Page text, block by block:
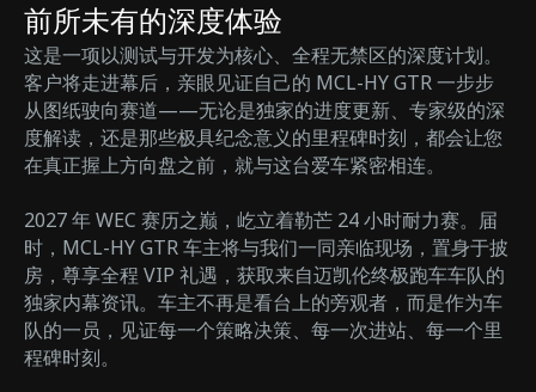
前所未有的深度体验
这是一项以测试与开发为核心、全程无禁区的深度计划。
客户将走进幕后，亲眼见证自己的 MCL-HY GTR 一步步
从图纸驶向赛道——无论是独家的进度更新、专家级的深
度解读，还是那些极具纪念意义的里程碑时刻，都会让您
在真正握上方向盘之前，就与这台爱车紧密相连。
2027 年 WEC 赛历之巅，屹立着勒芒 24 小时耐力赛。届
时，MCL-HY GTR 车主将与我们一同亲临现场，置身于披
房，尊享全程 VIP 礼遇，获取来自迈凯伦终极跑车车队的
独家内幕资讯。车主不再是看台上的旁观者，而是作为车
队的一员，见证每一个策略决策、每一次进站、每一个里
程碑时刻。